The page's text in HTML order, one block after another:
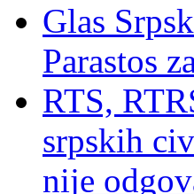
Glas
Parastos
RTS,
srpskih
nije